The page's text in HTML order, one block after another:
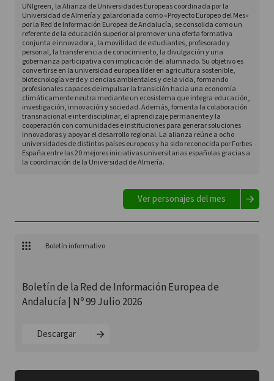
UNIgreen, la Alianza de Universidades Europeas coordinada por la
Universidad de Almería y galardonada como «Proyecto Europeo del Mes»
por la Red de Información Europea de Andalucía, se consolida como un
referente de la educación superior al promover una oferta formativa
conjunta e innovadora, la movilidad de estudiantes, profesorado y
personal, la transferencia de conocimiento, la divulgación y una
gobernanza participativa con implicación del alumnado. Su objetivo es
convertirse en la universidad europea líder en agricultura sostenible,
biotecnología verde y ciencias ambientales y de la vida, formando
profesionales capaces de impulsar la transición hacia una economía
climáticamente neutra mediante un ecosistema que integra educación,
investigación, innovación y sociedad. Además, fomenta la colaboración
transnacional e interdisciplinar, el aprendizaje permanente y la
cooperación con comunidades e instituciones para generar soluciones
innovadoras y apoyar el desarrollo regional. La alianza reúne a ocho
universidades de distintos países europeos y ha sido reconocida por Forbes
España entre las 20 mejores iniciativas universitarias españolas gracias a
la coordinación de la Universidad de Almería.
Ver personajes del mes
Boletín informativo
Boletín de la Red de Información Europea de
Andalucía | Nº 99 Julio 2026
Descargar